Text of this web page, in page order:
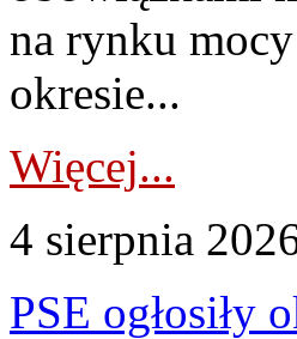
na rynku
okresie...
Więcej...
4 sierpnia
PSE ogłosiły